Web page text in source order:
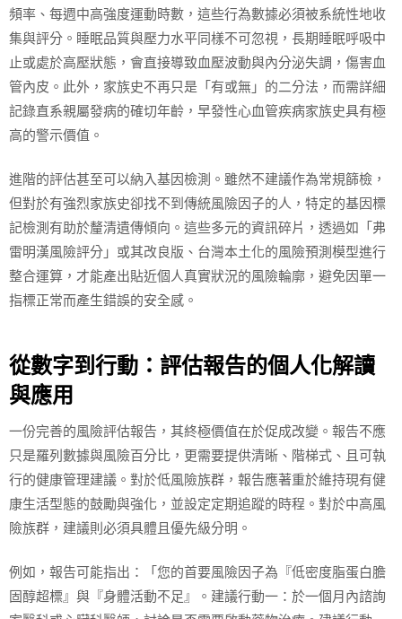
頻率、每週中高強度運動時數，這些行為數據必須被系統性地收
集與評分。睡眠品質與壓力水平同樣不可忽視，長期睡眠呼吸中
止或處於高壓狀態，會直接導致血壓波動與內分泌失調，傷害血
管內皮。此外，家族史不再只是「有或無」的二分法，而需詳細
記錄直系親屬發病的確切年齡，早發性心血管疾病家族史具有極
高的警示價值。
進階的評估甚至可以納入基因檢測。雖然不建議作為常規篩檢，
但對於有強烈家族史卻找不到傳統風險因子的人，特定的基因標
記檢測有助於釐清遺傳傾向。這些多元的資訊碎片，透過如「弗
雷明漢風險評分」或其改良版、台灣本土化的風險預測模型進行
整合運算，才能產出貼近個人真實狀況的風險輪廓，避免因單一
指標正常而產生錯誤的安全感。
從數字到行動：評估報告的個人化解讀
與應用
一份完善的風險評估報告，其終極價值在於促成改變。報告不應
只是羅列數據與風險百分比，更需要提供清晰、階梯式、且可執
行的健康管理建議。對於低風險族群，報告應著重於維持現有健
康生活型態的鼓勵與強化，並設定定期追蹤的時程。對於中高風
險族群，建議則必須具體且優先級分明。
例如，報告可能指出：「您的首要風險因子為『低密度脂蛋白膽
固醇超標』與『身體活動不足』。建議行動一：於一個月內諮詢